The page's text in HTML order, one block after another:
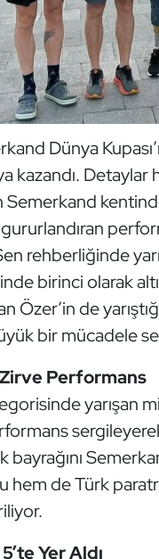
Dünya
kazandı. Detaylar
Semerkand
rehberliğinde
birinci olarak
Özer’in de
bir mücadele
Performans
yarışan
bayrağını
hem de Türk
Yer Aldı